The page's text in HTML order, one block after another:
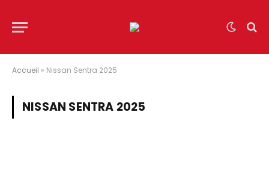
Accueil » Nissan Sentra 2025
NISSAN SENTRA 2025